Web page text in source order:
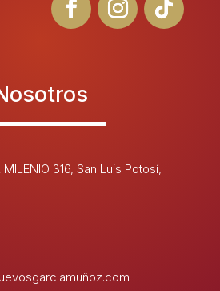
MILENIO 316, San Luis Potosí,